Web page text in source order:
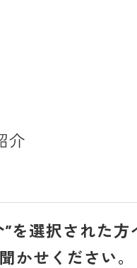
介
を選択された方
かせください。